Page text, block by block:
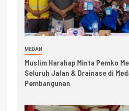
MEDAN
Muslim Harahap Minta Pemko
Seluruh Jalan & Drainase di
Pembangunan